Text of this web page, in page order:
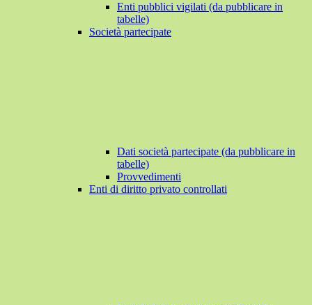
Enti pubblici vigilati (da pubblicare in
tabelle)
Società partecipate
Dati società partecipate (da pubblicare in
tabelle)
Provvedimenti
Enti di diritto privato controllati